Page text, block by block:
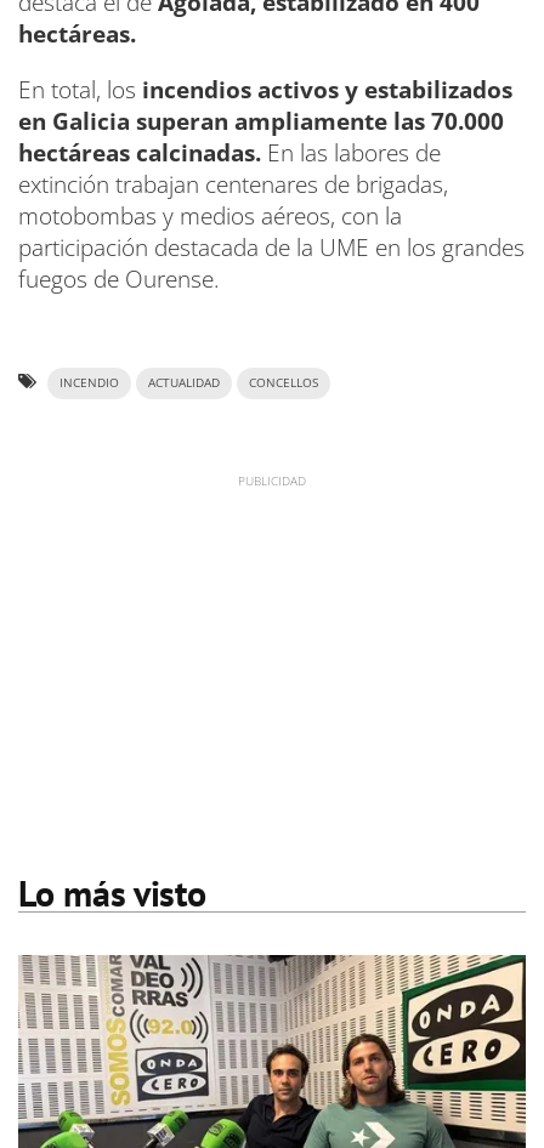
hectáreas.
En total, los incendios activos y estabilizados
en Galicia superan ampliamente las 70.000
hectáreas calcinadas. En las labores de
extinción trabajan centenares de brigadas,
motobombas y medios aéreos, con la
participación destacada de la UME en los grandes
fuegos de Ourense.
INCENDIO ACTUALIDAD CONCELLOS
Lo más visto